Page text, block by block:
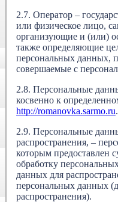
2.7. Оператор –
или физическое лицо,
организующие и (или)
также определяющие
персональных данных,
совершаемые с
2.8. Персональные
косвенно к
http://romanovka.sarmo.ru.
2.9. Персональные
распространения, –
которым предоставлен
обработку
данных для
персональных данных
распространения).